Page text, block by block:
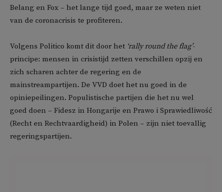
Belang en Fox – het lange tijd goed, maar ze weten niet
van de coronacrisis te profiteren.
Volgens Politico komt dit door het ‘rally round the flag’-
principe: mensen in crisistijd zetten verschillen opzij en
zich scharen achter de regering en de
mainstreampartijen. De VVD doet het nu goed in de
opiniepeilingen. Populistische partijen die het nu wel
goed doen – Fidesz in Hongarije en Prawo i Sprawiedliwość
(Recht en Rechtvaardigheid) in Polen – zijn niet toevallig
regeringspartijen.